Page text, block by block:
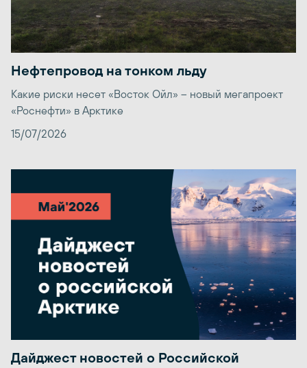
Нефтепровод на тонком льду
Какие риски несет «Восток Ойл» – новый мегапроект
«Роснефти» в Арктике
15/07/2026
Дайджест новостей о Российской